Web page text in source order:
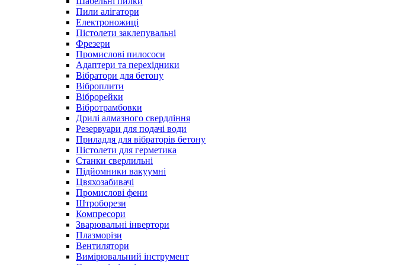
Пили алігатори
Електроножиці
Пістолети заклепувальні
Фрезери
Промислові пилососи
Адаптери та перехідники
Вібратори для бетону
Віброплити
Віброрейки
Вібротрамбовки
Дрилі алмазного свердління
Резервуари для подачі води
Приладдя для вібраторів бетону
Пістолети для герметика
Станки сверлильні
Підйомники вакуумні
Цвяхозабивачі
Промислові фени
Штроборези
Компресори
Зварювальні інвертори
Плазморізи
Вентилятори
Вимірювальний інструмент